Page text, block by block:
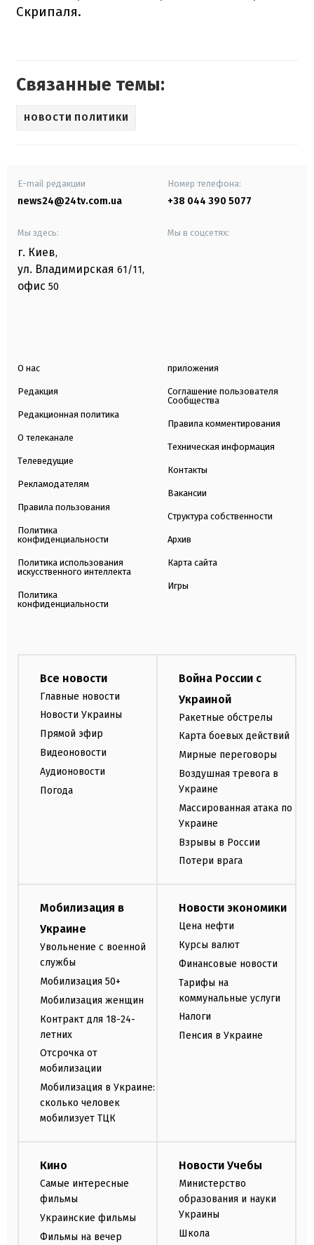
Скрипаля.
Связанные темы:
НОВОСТИ ПОЛИТИКИ
E-mail редакции
news24@24tv.com.ua
Номер телефона:
+38 044 390 5077
Мы здесь:
г. Киев,
ул. Владимирская 61/11,
офис 50
Мы в соцсетях:
О нас
Редакция
Редакционная политика
О телеканале
Телеведущие
Рекламодателям
Правила пользования
Политика
конфиденциальности
Политика использования
искусственного интеллекта
Политика
конфиденциальности
приложения
Соглашение пользователя
Сообщества
Правила комментирования
Техническая информация
Контакты
Вакансии
Структура собственности
Архив
Карта сайта
Игры
Все новости
Главные новости
Новости Украины
Прямой эфир
Видеоновости
Аудионовости
Погода
Война России с
Украиной
Ракетные обстрелы
Карта боевых действий
Мирные переговоры
Воздушная тревога в
Украине
Массированная атака по
Украине
Взрывы в России
Потери врага
Мобилизация в
Украине
Увольнение с военной
службы
Мобилизация 50+
Мобилизация женщин
Контракт для 18-24-
летних
Отсрочка от
мобилизации
Мобилизация в Украине:
сколько человек
мобилизует ТЦК
Новости экономики
Цена нефти
Курсы валют
Финансовые новости
Тарифы на
коммунальные услуги
Налоги
Пенсия в Украине
Кино
Самые интересные
фильмы
Украинские фильмы
Фильмы на вечер
Новости Учебы
Министерство
образования и науки
Украины
Школа